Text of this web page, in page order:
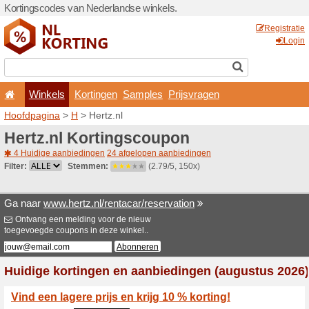
Kortingscodes van
Winkels
Hoofdpagina>H> Hertz.nl